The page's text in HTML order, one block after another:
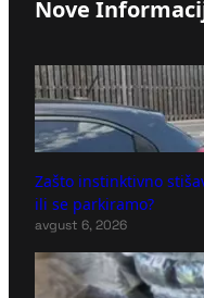
Nove
Zašto instinktivno
ili se parkiramo?
avgust 6, 2026